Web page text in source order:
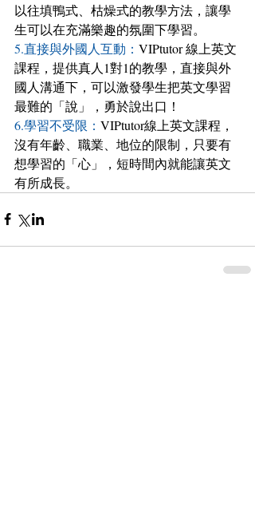
以往填鴨式、枯燥式的教學方法，讓學
生可以在充滿樂趣的氛圍下學習。
5.直接與外國人互動： VIPtutor 線上英文
課程，提供真人1對1的教學，直接與外
國人溝通下，可以激發學生把英文學習
最難的「說」，勇於說出口！
6.學習不受限： VIPtutor線上英文課程，
沒有年齡、職業、地位的限制，只要有
想學習的「心」，短時間內就能讓英文
有所成長。